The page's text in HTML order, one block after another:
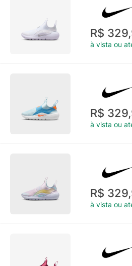
R$
à vista ou
R$
à vista ou
R$
à vista ou